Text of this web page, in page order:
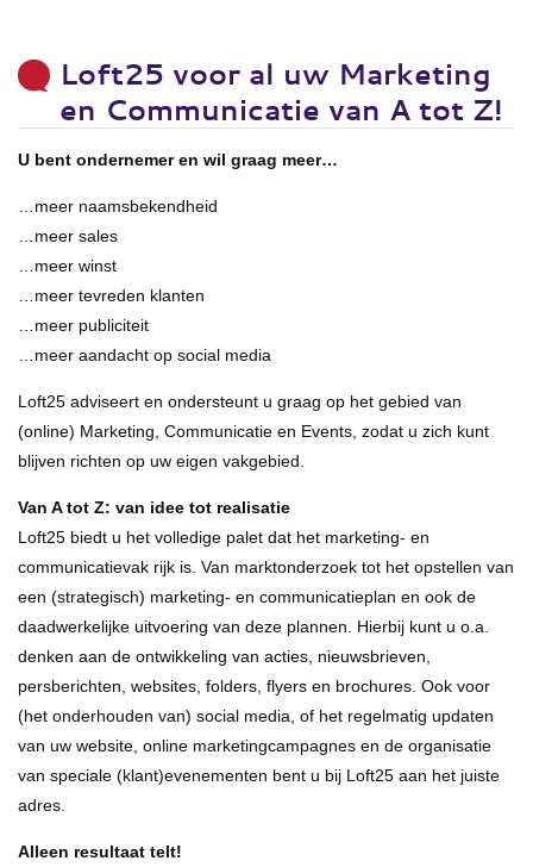
Loft25 voor al uw Marketing
en Communicatie van A tot Z!
U bent ondernemer en wil graag meer…
…meer naamsbekendheid
…meer sales
…meer winst
…meer tevreden klanten
…meer publiciteit
…meer aandacht op social media
Loft25 adviseert en ondersteunt u graag op het gebied van
(online) Marketing, Communicatie en Events, zodat u zich kunt
blijven richten op uw eigen vakgebied.
Van A tot Z: van idee tot realisatie
Loft25 biedt u het volledige palet dat het marketing- en
communicatievak rijk is. Van marktonderzoek tot het opstellen van
een (strategisch) marketing- en communicatieplan en ook de
daadwerkelijke uitvoering van deze plannen. Hierbij kunt u o.a.
denken aan de ontwikkeling van acties, nieuwsbrieven,
persberichten, websites, folders, flyers en brochures. Ook voor
(het onderhouden van) social media, of het regelmatig updaten
van uw website, online marketingcampagnes en de organisatie
van speciale (klant)evenementen bent u bij Loft25 aan het juiste
adres.
Alleen resultaat telt!